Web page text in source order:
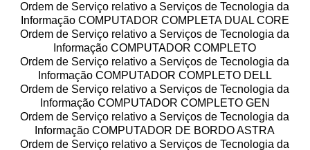
Ordem de Serviço relativo a Serviços de Tecnologia da
Informação COMPUTADOR COMPLETA DUAL CORE
Ordem de Serviço relativo a Serviços de Tecnologia da
Informação COMPUTADOR COMPLETO
Ordem de Serviço relativo a Serviços de Tecnologia da
Informação COMPUTADOR COMPLETO DELL
Ordem de Serviço relativo a Serviços de Tecnologia da
Informação COMPUTADOR COMPLETO GEN
Ordem de Serviço relativo a Serviços de Tecnologia da
Informação COMPUTADOR DE BORDO ASTRA
Ordem de Serviço relativo a Serviços de Tecnologia da